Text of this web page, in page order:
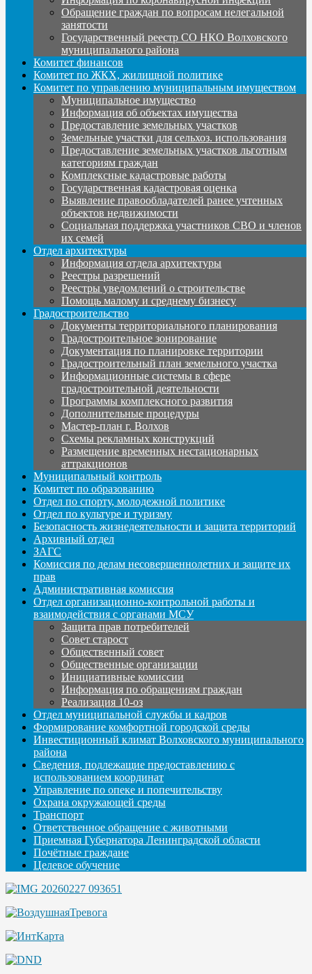
Обращение граждан по вопросам нелегальной
занятости
Государственный реестр СО НКО Волховского
муниципального района
Комитет финансов
Комитет по ЖКХ, жилищной политике
Комитет по управлению муниципальным имуществом
Муниципальное имущество
Информация об объектах имущества
Предоставление земельных участков
Земельные участки для сельхоз. использования
Предоставление земельных участков льготным
категориям граждан
Комплексные кадастровые работы
Государственная кадастровая оценка
Выявление правообладателей ранее учтенных
объектов недвижимости
Социальная поддержка участников СВО и членов
их семей
Отдел архитектуры
Информация отдела архитектуры
Реестры разрешений
Реестры уведомлений о строительстве
Помощь малому и среднему бизнесу
Градостроительство
Документы территориального планирования
Градостроительное зонирование
Документация по планировке территории
Градостроительный план земельного участка
Информационные системы в сфере
градостроительной деятельности
Программы комплексного развития
Дополнительные процедуры
Мастер-план г. Волхов
Схемы рекламных конструкций
Размещение временных нестационарных
аттракционов
Муниципальный контроль
Комитет по образованию
Отдел по спорту, молодежной политике
Отдел по культуре и туризму
Безопасность жизнедеятельности и защита территорий
Архивный отдел
ЗАГС
Комиссия по делам несовершеннолетних и защите их
прав
Административная комиссия
Отдел организационно-контрольной работы и
взаимодействия с органами МСУ
Защита прав потребителей
Совет старост
Общественный совет
Общественные организации
Инициативные комиссии
Информация по обращениям граждан
Реализация 10-оз
Отдел муниципальной службы и кадров
Формирование комфортной городской среды
Инвестиционный климат Волховского муниципального
района
Сведения, подлежащие предоставлению с
использованием координат
Управление по опеке и попечительству
Охрана окружающей среды
Транспорт
Ответственное обращение с животными
Приемная Губернатора Ленинградской области
Почётные граждане
Целевое обучение